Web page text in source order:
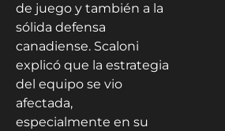
de juego y también a la
sólida defensa
canadiense. Scaloni
explicó que la estrategia
del equipo se vio
afectada,
especialmente en su